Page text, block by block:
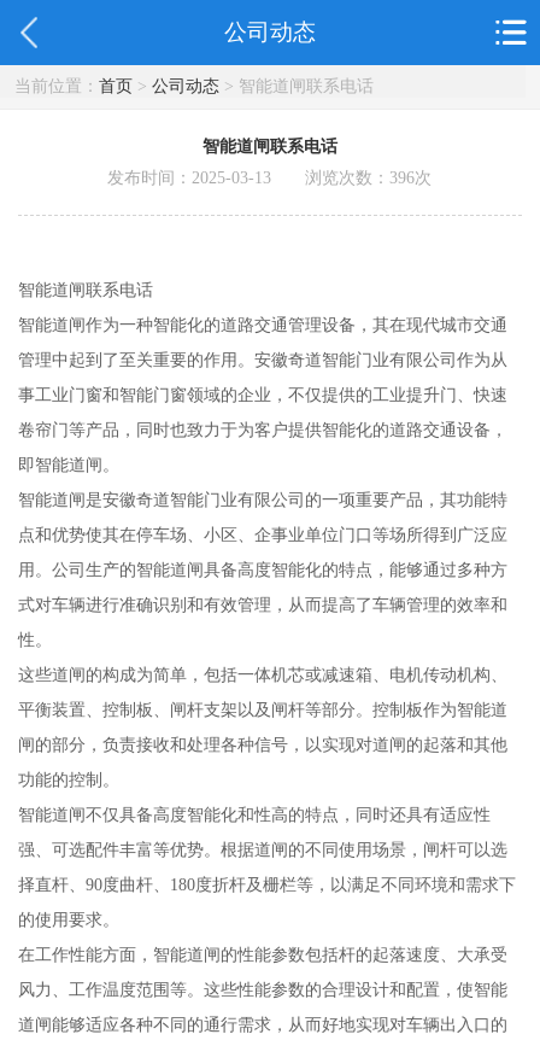
公司动态
当前位置： 首页> 公司动态> 智能道闸联系电话
智能道闸联系电话
发布时间：2025-03-13 浏览次数：396次
智能道闸联系电话
智能道闸作为一种智能化的道路交通管理设备，其在现代城市交通
管理中起到了至关重要的作用。安徽奇道智能门业有限公司作为从
事工业门窗和智能门窗领域的企业，不仅提供的工业提升门、快速
卷帘门等产品，同时也致力于为客户提供智能化的道路交通设备，
即智能道闸。
智能道闸是安徽奇道智能门业有限公司的一项重要产品，其功能特
点和优势使其在停车场、小区、企事业单位门口等场所得到广泛应
用。公司生产的智能道闸具备高度智能化的特点，能够通过多种方
式对车辆进行准确识别和有效管理，从而提高了车辆管理的效率和
性。
这些道闸的构成为简单，包括一体机芯或减速箱、电机传动机构、
平衡装置、控制板、闸杆支架以及闸杆等部分。控制板作为智能道
闸的部分，负责接收和处理各种信号，以实现对道闸的起落和其他
功能的控制。
智能道闸不仅具备高度智能化和性高的特点，同时还具有适应性
强、可选配件丰富等优势。根据道闸的不同使用场景，闸杆可以选
择直杆、90度曲杆、180度折杆及栅栏等，以满足不同环境和需求下
的使用要求。
在工作性能方面，智能道闸的性能参数包括杆的起落速度、大承受
风力、工作温度范围等。这些性能参数的合理设计和配置，使智能
道闸能够适应各种不同的通行需求，从而好地实现对车辆出入口的